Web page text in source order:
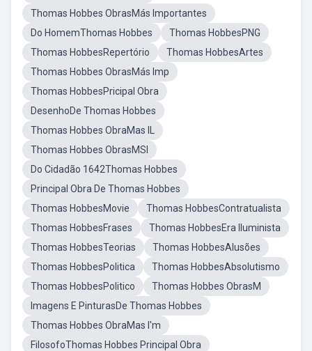
Thomas Hobbes ObrasMás Importantes
Do HomemThomas Hobbes
Thomas HobbesPNG
Thomas HobbesRepertório
Thomas HobbesArtes
Thomas Hobbes ObrasMás Imp
Thomas HobbesPricipal Obra
DesenhoDe Thomas Hobbes
Thomas Hobbes ObraMas IL
Thomas Hobbes ObrasMSI
Do Cidadão 1642Thomas Hobbes
Principal Obra De Thomas Hobbes
Thomas HobbesMovie
Thomas HobbesContratualista
Thomas HobbesFrases
Thomas HobbesEra Iluminista
Thomas HobbesTeorias
Thomas HobbesAlusões
Thomas HobbesPolitica
Thomas HobbesAbsolutismo
Thomas HobbesPolitico
Thomas Hobbes ObrasM
Imagens E PinturasDe Thomas Hobbes
Thomas Hobbes ObraMas I'm
FilosofoThomas Hobbes Principal Obra